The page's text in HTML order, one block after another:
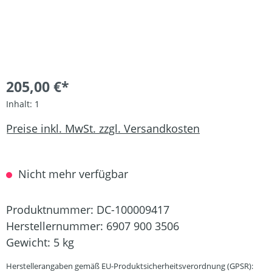
205,00 €*
Inhalt: 1
Preise inkl. MwSt. zzgl. Versandkosten
Nicht mehr verfügbar
Produktnummer: DC-100009417
Herstellernummer: 6907 900 3506
Gewicht: 5 kg
Herstellerangaben gemäß EU-Produktsicherheitsverordnung (GPSR):